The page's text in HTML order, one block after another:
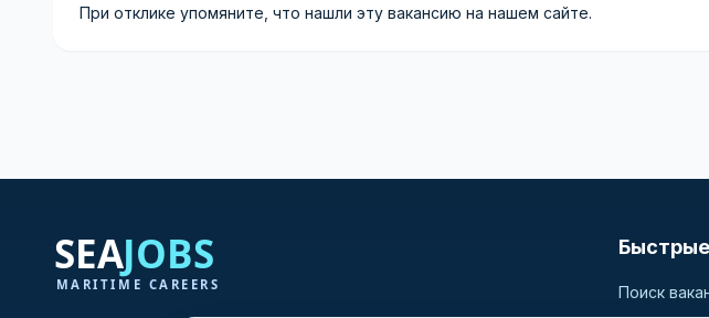
При отклике упомяните, что нашли эту вакансию на нашем сайте.
Поиск